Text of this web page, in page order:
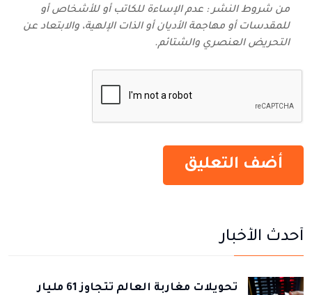
من شروط النشر : عدم الإساءة للكاتب أو للأشخاص أو
للمقدسات أو مهاجمة الأديان أو الذات الإلهية، والابتعاد عن
التحريض العنصري والشتائم‬.
أحدث الأخبار
تحويلات مغاربة العالم تتجاوز 61 مليار